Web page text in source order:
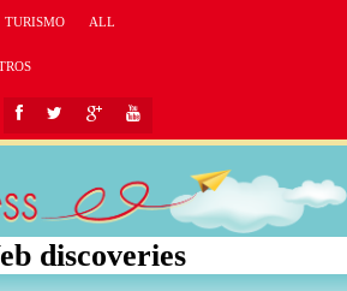
TURISMO ALL
discoveries